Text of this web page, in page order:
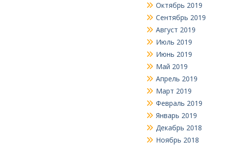
Октябрь 2019
Сентябрь 2019
Август 2019
Июль 2019
Июнь 2019
Май 2019
Апрель 2019
Март 2019
Февраль 2019
Январь 2019
Декабрь 2018
Ноябрь 2018